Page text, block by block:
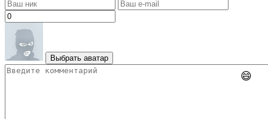
Выбрать аватар
😄